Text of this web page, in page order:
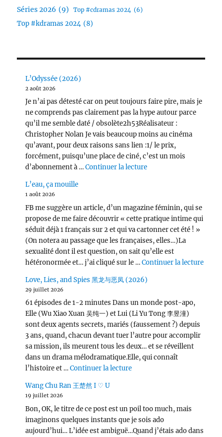
Séries 2026 (9) Top #cdramas 2024 (6)
Top #kdramas 2024 (8)
L’Odyssée (2026)
2 août 2026
Je n’ai pas détesté car on peut toujours faire pire, mais je
ne comprends pas clairement pas la hype autour parce
qu’il me semble daté / obsolète2h53Réalisateur :
Christopher Nolan Je vais beaucoup moins au cinéma
qu’avant, pour deux raisons sans lien :1/ le prix,
forcément, puisqu’une place de ciné, c’est un mois
d’abonnement à …Continuer la lecturede « L’Odyssée (2026)
L’eau, ça mouille
1 août 2026
FB me suggère un article, d’un magazine féminin, qui se
propose de me faire découvrir « cette pratique intime qui
séduit déjà 1 français sur 2 et qui va cartonner cet été ! »
(On notera au passage que les françaises, elles…)La
sexualité dont il est question, on sait qu’elle est
hétéronormée et… j’ai cliqué sur le …Continuer la lecturede «
Love, Lies, and Spies 黑龙与恶凤 (2026)
29 juillet 2026
61 épisodes de 1-2 minutes Dans un monde post-apo,
Elle (Wu Xiao Xuan 吴纯一) et Lui (Li Yu Tong 李昱潼)
sont deux agents secrets, mariés (faussement ?) depuis
3 ans, quand, chacun devant tuer l’autre pour accomplir
sa mission, ils meurent tous les deux… et se réveillent
dans un drama mélodramatique.Elle, qui connaît
l’histoire et …Continuer la lecturede « Love, Lies, and Spies
Wang Chu Ran 王楚然 I ♡ U
19 juillet 2026
Bon, OK, le titre de ce post est un poil too much, mais
imaginons quelques instants que je sois ado
aujourd’hui… L’idée est ambiguë…Quand j’étais ado dans